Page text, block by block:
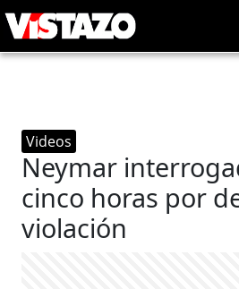
Videos
Neymar
cinco horas por
violación